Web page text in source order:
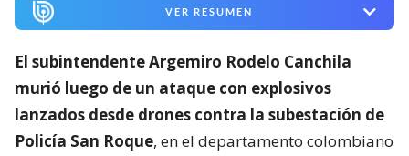
VER RESUMEN
El subintendente Argemiro Rodelo Canchila
murió luego de un ataque con explosivos
lanzados desde drones contra la subestación de
Policía San Roque, en el departamento colombiano